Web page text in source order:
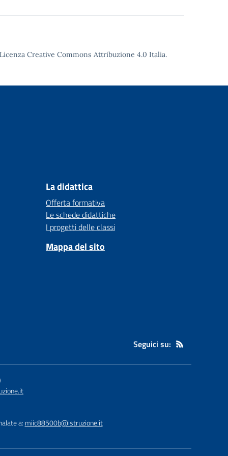
Licenza Creative Commons Attribuzione 4.0 Italia.
La didattica
Offerta formativa
Le schede didattiche
I progetti delle classi
Mappa del sito
Seguici su:
a: miic88500b@istruzione.it